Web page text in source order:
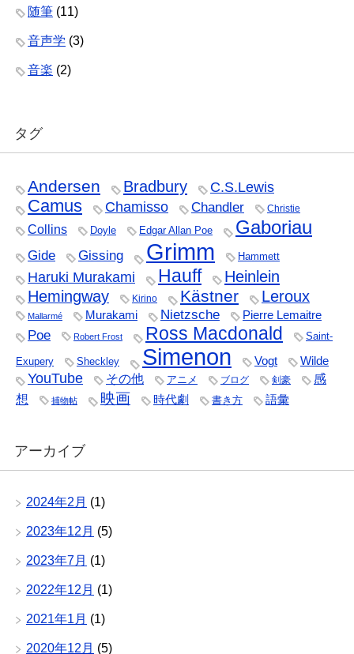
随筆 (11)
音声学 (3)
音楽 (2)
タグ
Andersen Bradbury C.S.Lewis
Camus Chamisso Chandler Christie
Collins Doyle Edgar Allan Poe Gaboriau
Gide Gissing Grimm Hammett
Haruki Murakami Hauff
Heinlein
Hemingway
Kirino Kästner Leroux
Mallarmé Murakami Nietzsche Pierre Lemaitre
Poe Robert Frost Ross Macdonald Saint-
Exupery Sheckley Simenon Vogt Wilde
YouTube その他 アニメ ブログ 剣豪
感
想
捕物帖 映画 時代劇 書き方 語彙
アーカイブ
2024年2月 (1)
2023年12月 (5)
2023年7月 (1)
2022年12月 (1)
2021年1月 (1)
2020年12月 (5)